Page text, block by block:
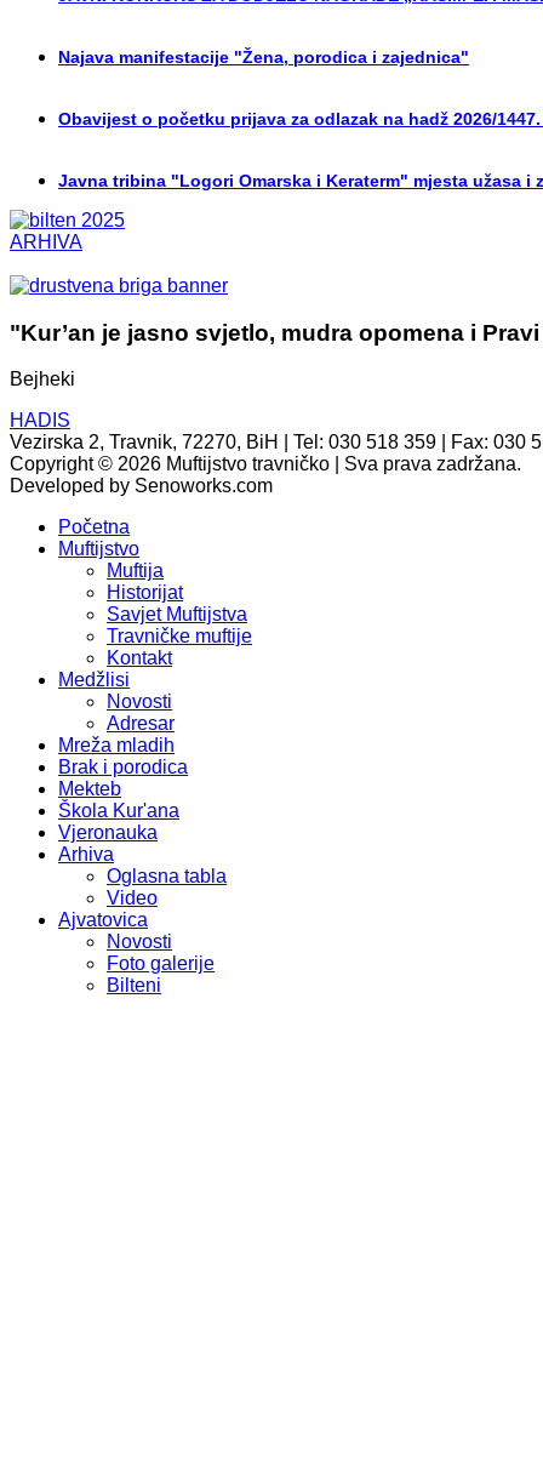
Najava manifestacije "Žena, porodica i zajednica"
Obavijest o početku prijava za odlazak na hadž 2026/
Javna tribina "Logori Omarska i Keraterm" mjesta užasa i
ARHIVA
"Kur’an je jasno svjetlo, mudra opomena i
Bejheki
HADIS
Vezirska 2, Travnik, 72270, BiH | Tel: 030 518 359 | Fax: 030
Copyright © 2026 Muftijstvo travničko | Sva prava zadržana.
Developed by Senoworks.com
Početna
Muftijstvo
Muftija
Historijat
Savjet Muftijstva
Travničke muftije
Kontakt
Medžlisi
Novosti
Adresar
Mreža mladih
Brak i porodica
Mekteb
Škola Kur'ana
Vjeronauka
Arhiva
Oglasna tabla
Video
Ajvatovica
Novosti
Foto galerije
Bilteni